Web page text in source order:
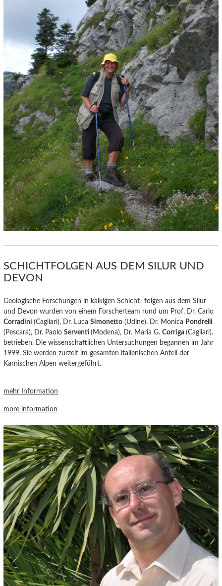
SCHICHTFOLGEN AUS DEM SILUR UND
DEVON
Geologische Forschungen in kalkigen Schicht- folgen aus dem Silur
und Devon wurden von einem Forscherteam rund um Prof. Dr. Carlo
Corradini(Cagliari), Dr. LucaSimonetto (Udine), Dr. Monica Pondrelli
(Pescara), Dr. PaoloServenti(Modena), Dr. Maria G.Corriga(Cagliari).
betrieben. Die wissenschaftlichen Untersuchungen begannen im Jahr
1999. Sie werden zurzeit im gesamten italienischen Anteil der
Karnischen Alpen weitergeführt.
mehr Information
more information